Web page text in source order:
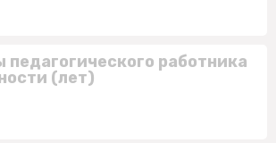
работника
(лет)